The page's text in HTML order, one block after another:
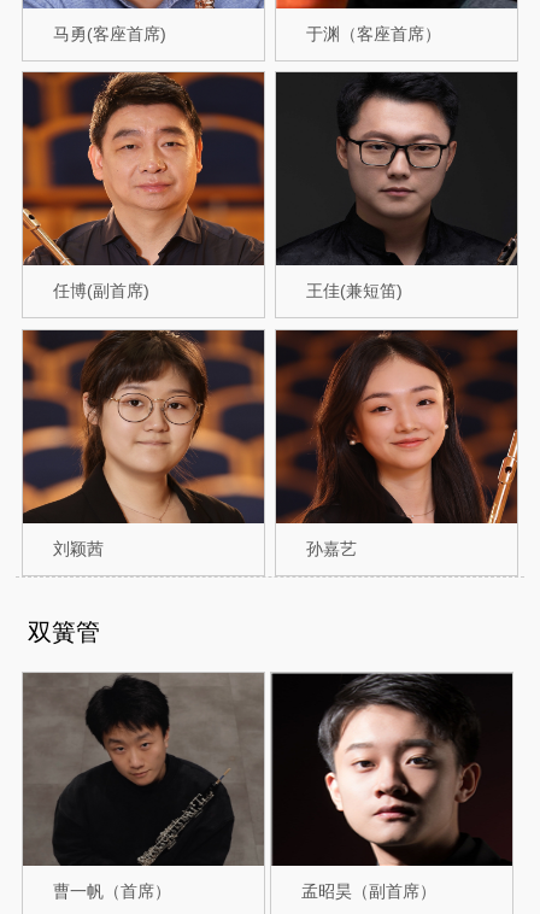
马勇(客座首席) 于渊（客座首席）
任博(副首席) 王佳(兼短笛)
刘颖茜 孙嘉艺
双簧管
曹一帆（首席） 孟昭昊（副首席）